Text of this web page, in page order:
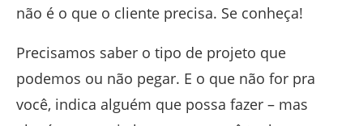
não é o que o cliente precisa. Se conheça!
Precisamos saber o tipo de projeto que
podemos ou não pegar. E o que não for pra
você, indica alguém que possa fazer – mas